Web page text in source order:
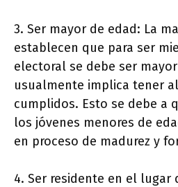
3. Ser mayor de edad: La
establecen que para ser
electoral se debe ser
usualmente implica tener
cumplidos. Esto se debe a
los jóvenes menores de
en proceso de madurez y
4. Ser residente en el lugar